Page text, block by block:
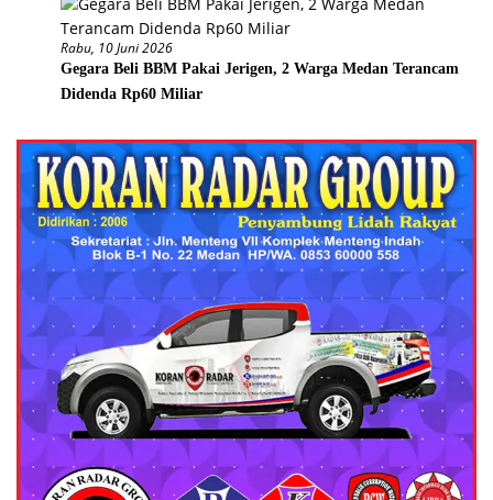
Rabu, 10 Juni 2026
Gegara Beli BBM Pakai Jerigen, 2 Warga Medan Terancam
Didenda Rp60 Miliar